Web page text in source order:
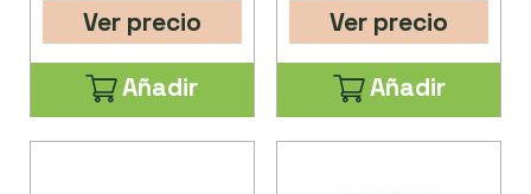
Ver precio
Añadir
Ver precio
Añadir